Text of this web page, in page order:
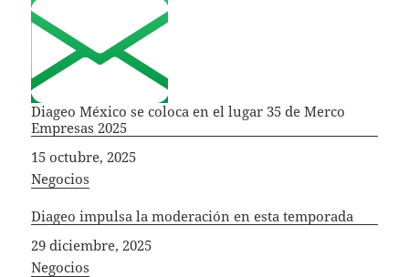
Diageo México se coloca en el lugar 35 de Merco
Empresas 2025
Fecha
15 octubre, 2025
In relation to
Negocios
Diageo impulsa la moderación en esta temporada
Fecha
29 diciembre, 2025
In relation to
Negocios